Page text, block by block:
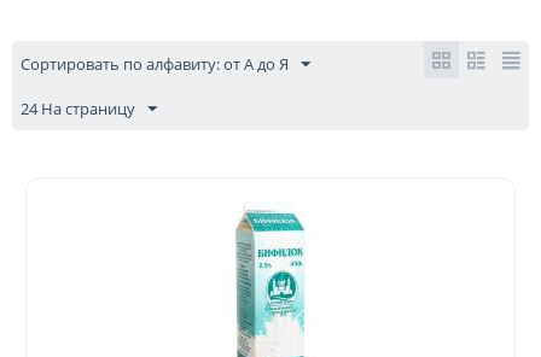
Сортировать по алфавиту: от А до Я
24 На страницу